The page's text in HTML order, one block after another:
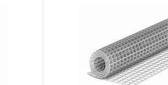
Купить в 1 клик
В избранное